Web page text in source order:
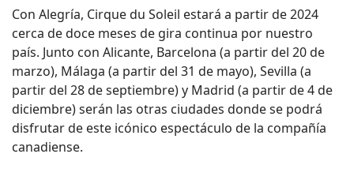
Con Alegría, Cirque du Soleil estará a partir de 2024
cerca de doce meses de gira continua por nuestro
país. Junto con Alicante, Barcelona (a partir del 20 de
marzo), Málaga (a partir del 31 de mayo), Sevilla (a
partir del 28 de septiembre) y Madrid (a partir de 4 de
diciembre) serán las otras ciudades donde se podrá
disfrutar de este icónico espectáculo de la compañía
canadiense.